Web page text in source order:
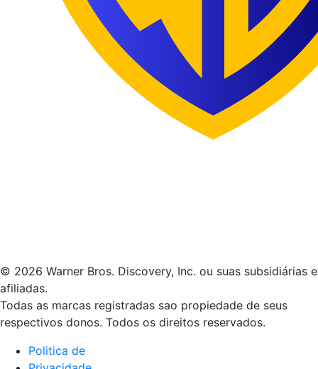
© 2026 Warner Bros. Discovery, Inc. ou suas subsidiárias e
afiliadas.
Todas as marcas registradas sao propiedade de seus
respectivos donos. Todos os direitos reservados.
Politica de